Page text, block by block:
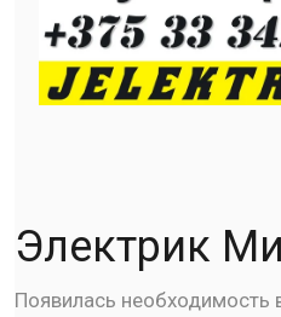
Электрик
Появилась необходимость